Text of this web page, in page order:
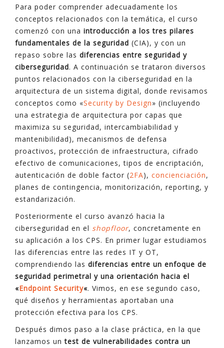
Para poder comprender adecuadamente los
conceptos relacionados con la temática, el curso
comenzó con una introducción a los tres pilares
fundamentales de la seguridad (CIA), y con un
repaso sobre las diferencias entre seguridad y
ciberseguridad. A continuación se trataron diversos
puntos relacionados con la ciberseguridad en la
arquitectura de un sistema digital, donde revisamos
conceptos como «Security by Design» (incluyendo
una estrategia de arquitectura por capas que
maximiza su seguridad, intercambiabilidad y
mantenibilidad), mecanismos de defensa
proactivos, protección de infraestructura, cifrado
efectivo de comunicaciones, tipos de encriptación,
autenticación de doble factor (2FA), concienciación,
planes de contingencia, monitorización, reporting, y
estandarización.
Posteriormente el curso avanzó hacia la
ciberseguridad en el shopfloor, concretamente en
su aplicación a los CPS. En primer lugar estudiamos
las diferencias entre las redes IT y OT,
comprendiendo las diferencias entre un enfoque de
seguridad perimetral y una orientación hacia el
«Endpoint Security«. Vimos, en ese segundo caso,
qué diseños y herramientas aportaban una
protección efectiva para los CPS.
Después dimos paso a la clase práctica, en la que
lanzamos un test de vulnerabilidades contra un